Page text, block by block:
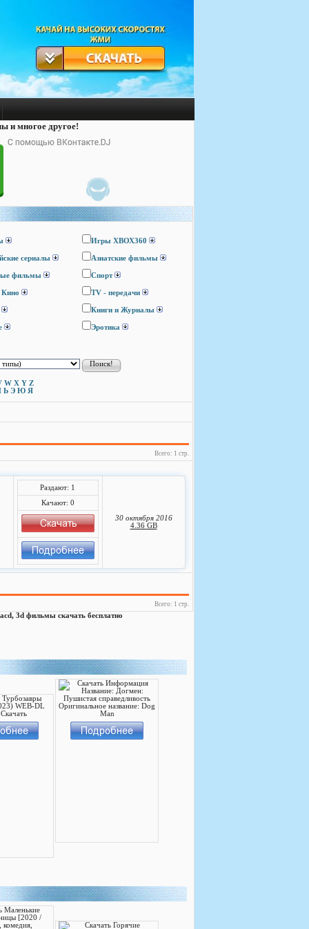
и многое другое!
Игры ХВОХ360
сериалы Азиатские фильмы
фильмы Спорт
TV - передачи
Книги и Журналы
Эротика
W X Y Z
Ь Э Ю Я
Всего: 1 стр.
Раздают: 1
Качают: 0
30 октября 2016
4.36 GB
Всего: 1 стр.
3d фильмы скачать бесплатно